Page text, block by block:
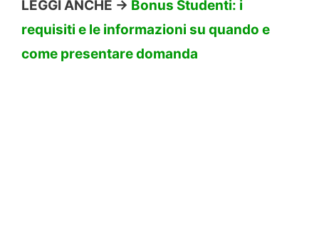
LEGGI ANCHE -> Bonus Studenti: i
requisiti e le informazioni su quando e
come presentare domanda